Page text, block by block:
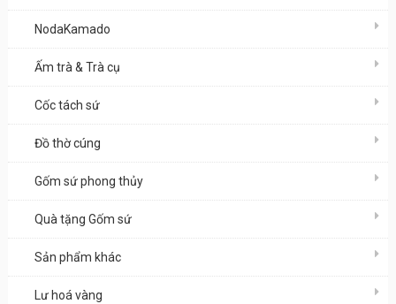
NodaKamado
Ấm trà & Trà cụ
Cốc tách sứ
Đồ thờ cúng
Gốm sứ phong thủy
Quà tặng Gốm sứ
Sản phẩm khác
Lư hoá vàng